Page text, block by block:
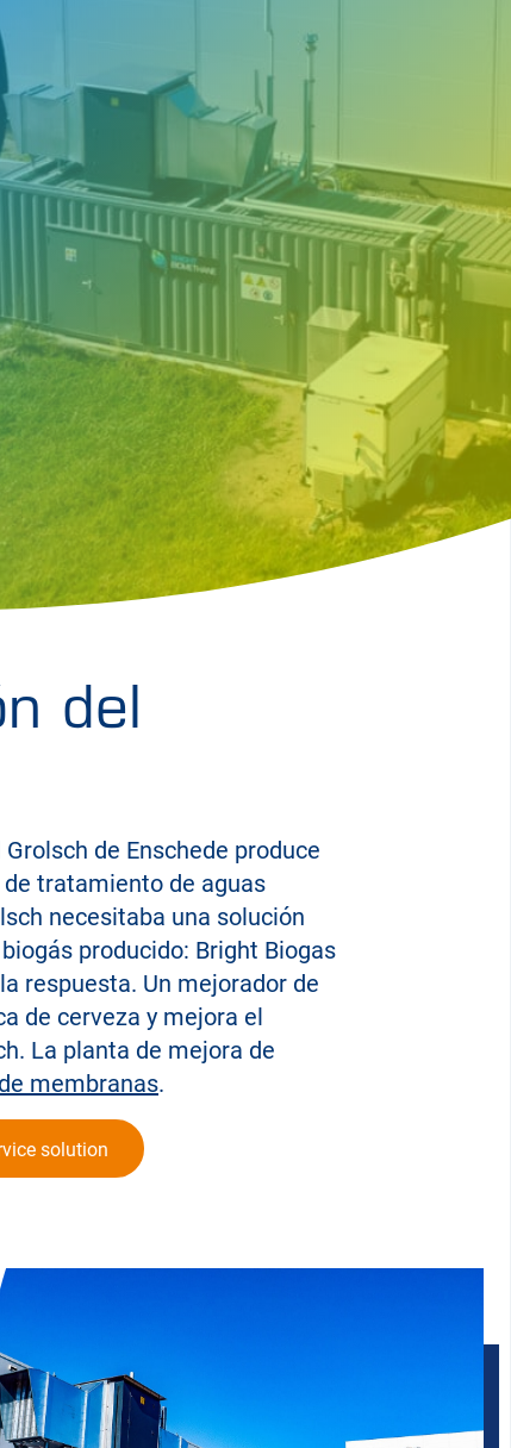
del
de Enschede produce
tratamiento de aguas
necesitaba una solución
producido: Bright Biogas
respuesta. Un mejorador de
de cerveza y mejora el
La planta de mejora de
membranas.
solution